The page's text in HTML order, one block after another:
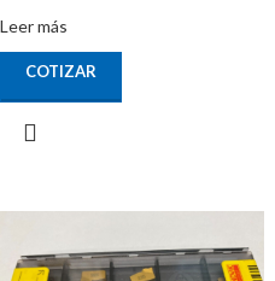
Leer más
COTIZAR